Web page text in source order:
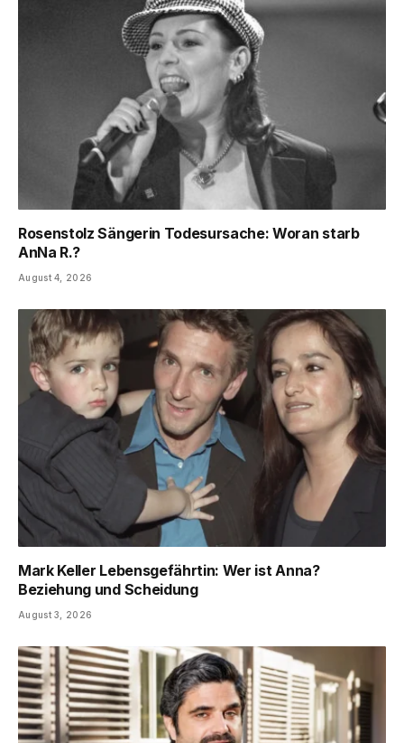
Rosenstolz Sängerin Todesursache: Woran starb
AnNa R.?
August 4, 2026
Mark Keller Lebensgefährtin: Wer ist Anna?
Beziehung und Scheidung
August 3, 2026